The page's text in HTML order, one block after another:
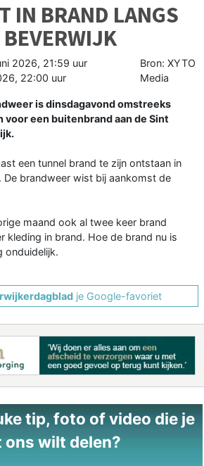
IN BRAND LANGS
2026, 21:59 uur
22:00 uur
Bron: XYTO
Media
is dinsdagavond omstreeks
voor een buitenbrand aan de Sint
een tunnel brand te zijn ontstaan in
brandweer wist bij aankomst de
maand ook al twee keer brand
kleding in brand. Hoe de brand nu is
onduidelijk.
je Google-favoriet
tip, foto of video die je
ons wilt delen?